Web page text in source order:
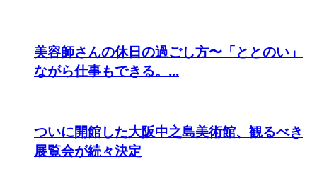
美容師さんの休日の過ごし方〜「ととのい」
ながら仕事もできる。...
ついに開館した大阪中之島美術館、観るべき
展覧会が続々決定